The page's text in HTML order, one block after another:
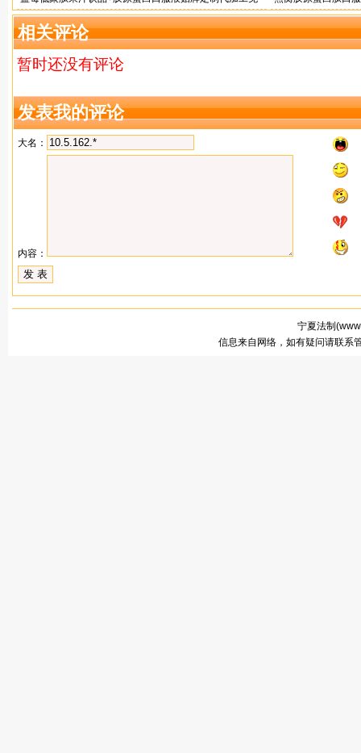
费打样
加工厂
相关评论
暂时还没有评论
发表我的评论
大名：
内容：
宁夏法制(
信息来自网络，如有疑问请联系